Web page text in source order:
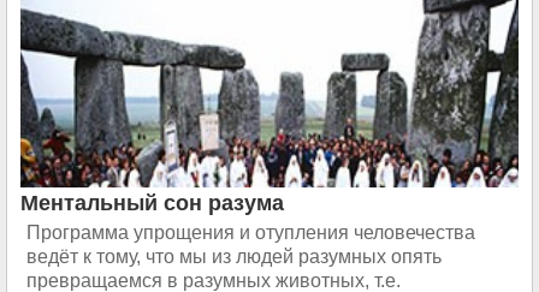
Ментальный сон разума
Программа упрощения и отупления человечества
ведёт к тому, что мы из людей разумных опять
превращаемся в разумных животных, т.е.